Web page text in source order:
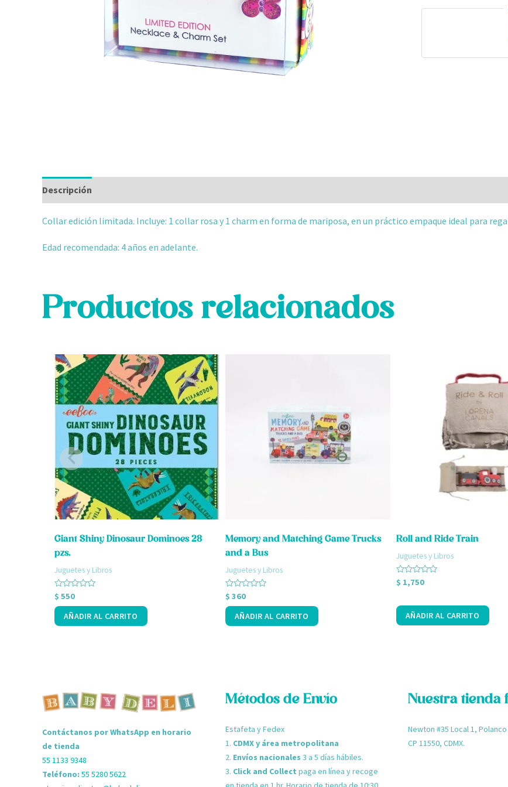
Descripción
Collar edición limitada. Incluye: 1 collar rosa y 1 charm en forma de mariposa, en un práctico empaque ideal para
Edad recomendada: 4 años en adelante.
Productos relacionados
Giant Shiny Dinosaur Dominoes 28
pzs.
Juguetes y Libros
Valorado
con
0
5
$ 550
AÑADIR AL CARRITO
Memory and Matching Game Trucks
and a Bus
Juguetes y Libros
Valorado
con
0
5
$ 360
AÑADIR AL CARRITO
Roll and Ride Train
Juguetes y Libros
Valorado
con
5
$ 1,750
AÑADIR AL CARRITO
Contáctanos por WhatsApp en horario
de tienda
55 1133 9348
Teléfono: 55 5280 5622
Métodos de Envío
Estafeta y Fedex
1. CDMX y área metropolitana
2. Envíos nacionales 3 a 5 días hábiles.
3. Click and Collect paga en línea y recoge
Nuestra tienda
Newton #35 Local 1,
CP 11550, CDMX.